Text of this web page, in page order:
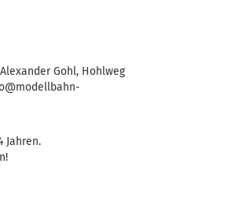
Gohl, Hohlweg
Jahren.